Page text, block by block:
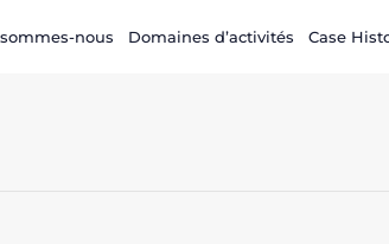
nous Domaines d’activités Case